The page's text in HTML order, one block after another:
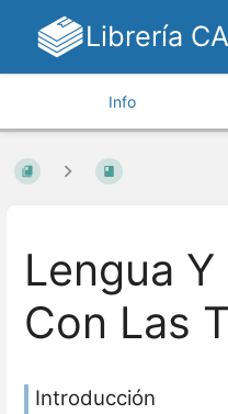
Librería
Info
Lengua
Con Las
Introducción